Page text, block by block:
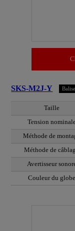
SKS-M2J-Y
Taille
Tension
Méthode de
Méthode de
Avertisseur
Couleur du globe